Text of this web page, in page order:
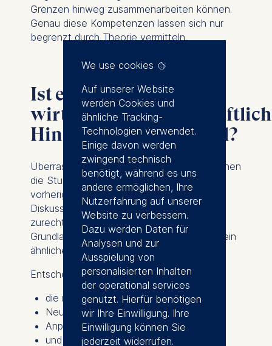
Grenzen hinweg zusammenarbeiten können.
Genau diese Kompetenzen lassen sich nur
begrenzt durch Theorie vermitteln.
Ist ein
Hintergrund ein Vorteil?
Überraschenderweise nicht unbedingt, meinen
die Studierenden. Zwar half ihnen ein
vorheriges BWL-Studium dabei, sich in
Diskussionen und Kursen schneller
zurechtzufinden, doch durch die
Grundlagenmodule erreichten letztlich alle ein
ähnliches Wissensniveau.
Entscheidender waren andere Faktoren:
die richtige Einstellung,
Neugier,
Anpassungsfähigkeit
und die Bereitschaft, kontinuierlich
We use cookies
Auf unserer Website
werden Cookies und
ähnliche Tracking-
Technologien verwendet.
Einige davon werden
zwingend technisch
benötigt, während es uns
andere ermöglichen, Ihre
Nutzerfahrung auf unserer
Website zu verbessern.
Dazu werden Daten für
Analysen und zur
Ausspielung von
personalisierten Inhalten
der operational services
genutzt. Hierfür benötigen
wir Ihre Einwilligung. Ihre
Einwilligung können Sie
jederzeit widerrufen.